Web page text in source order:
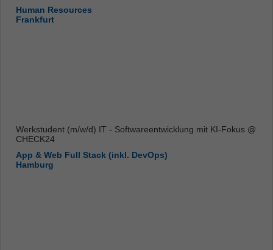
Human Resources
Frankfurt
Werkstudent (m/w/d) IT - Softwareentwicklung mit KI-Fokus @
CHECK24
App & Web Full Stack (inkl. DevOps)
Hamburg